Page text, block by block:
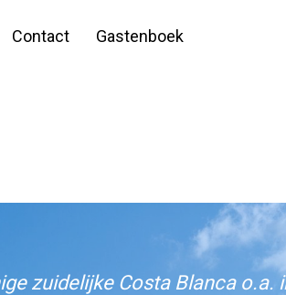
Contact Gastenboek
zuidelijke Costa Blanca o.a.